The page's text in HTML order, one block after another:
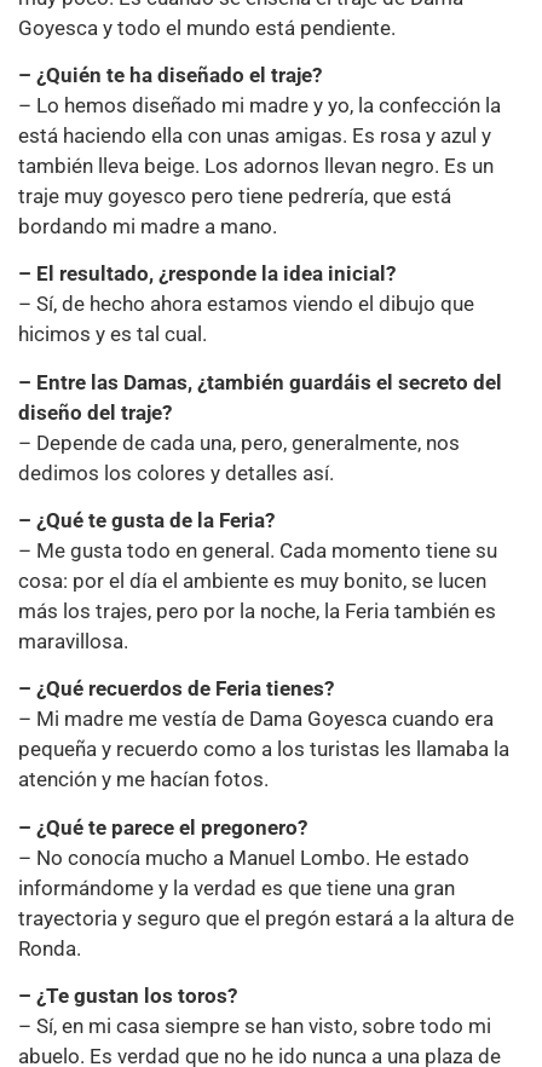
Goyesca y todo el mundo está pendiente.
– ¿Quién te ha diseñado el traje?
– Lo hemos diseñado mi madre y yo, la confección la
está haciendo ella con unas amigas. Es rosa y azul y
también lleva beige. Los adornos llevan negro. Es un
traje muy goyesco pero tiene pedrería, que está
bordando mi madre a mano.
– El resultado, ¿responde la idea inicial?
– Sí, de hecho ahora estamos viendo el dibujo que
hicimos y es tal cual.
– Entre las Damas, ¿también guardáis el secreto del
diseño del traje?
– Depende de cada una, pero, generalmente, nos
dedimos los colores y detalles así.
– ¿Qué te gusta de la Feria?
– Me gusta todo en general. Cada momento tiene su
cosa: por el día el ambiente es muy bonito, se lucen
más los trajes, pero por la noche, la Feria también es
maravillosa.
– ¿Qué recuerdos de Feria tienes?
– Mi madre me vestía de Dama Goyesca cuando era
pequeña y recuerdo como a los turistas les llamaba la
atención y me hacían fotos.
– ¿Qué te parece el pregonero?
– No conocía mucho a Manuel Lombo. He estado
informándome y la verdad es que tiene una gran
trayectoria y seguro que el pregón estará a la altura de
Ronda.
– ¿Te gustan los toros?
– Sí, en mi casa siempre se han visto, sobre todo mi
abuelo. Es verdad que no he ido nunca a una plaza de